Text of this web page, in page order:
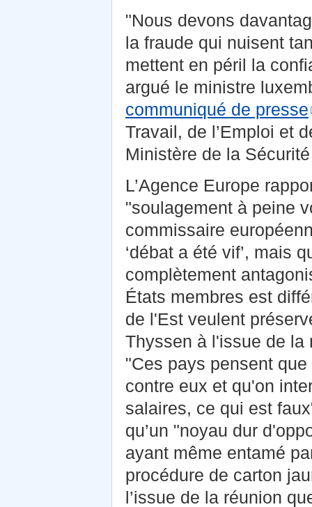
"Nous devons
la fraude qui nuisent
mettent en péril la
argué le ministre
communiqué de presse
Travail, de l’Emploi et
Ministère de la
L’Agence Europe
"soulagement à peine
commissaire
‘débat a été vif’, mais
complètement
États membres est
de l'Est veulent
Thyssen à l'issue de la
"Ces pays pensent
contre eux et qu'on
salaires, ce qui est
qu’un "noyau dur
ayant même entamé
procédure de carton
l’issue de la réunion